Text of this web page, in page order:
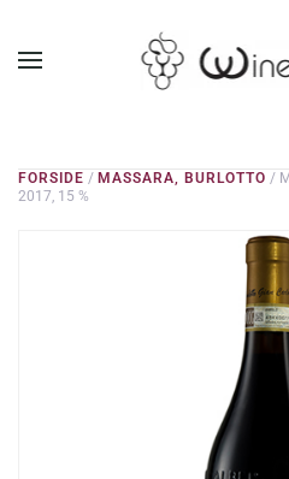
GÅ TIL HOVEDINDHOLD
FORSIDE / MASSARA, BURLOTTO /
2017, 15 %